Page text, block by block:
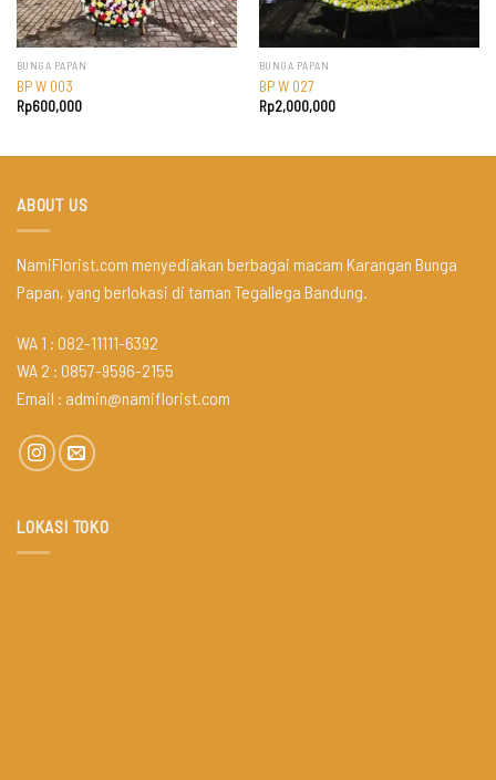
BUNGA PAPAN
BP W 003
Rp600,000
BUNGA PAPAN
BP W 027
Rp2,000,000
ABOUT US
NamiFlorist.com menyediakan berbagai macam Karangan Bunga
Papan, yang berlokasi di taman Tegallega Bandung.
WA 1 : 082-11111-6392
WA 2 : 0857-9596-2155
Email : admin@namiflorist.com
LOKASI TOKO